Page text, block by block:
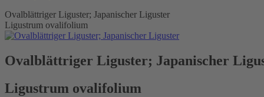
Ovalblättriger Liguster; Japanischer Liguster
Ligustrum ovalifolium
Ovalblättriger Liguster; Japanischer
Ligustrum ovalifolium